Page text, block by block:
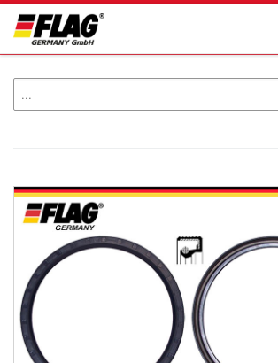
Zum Inhalt springen